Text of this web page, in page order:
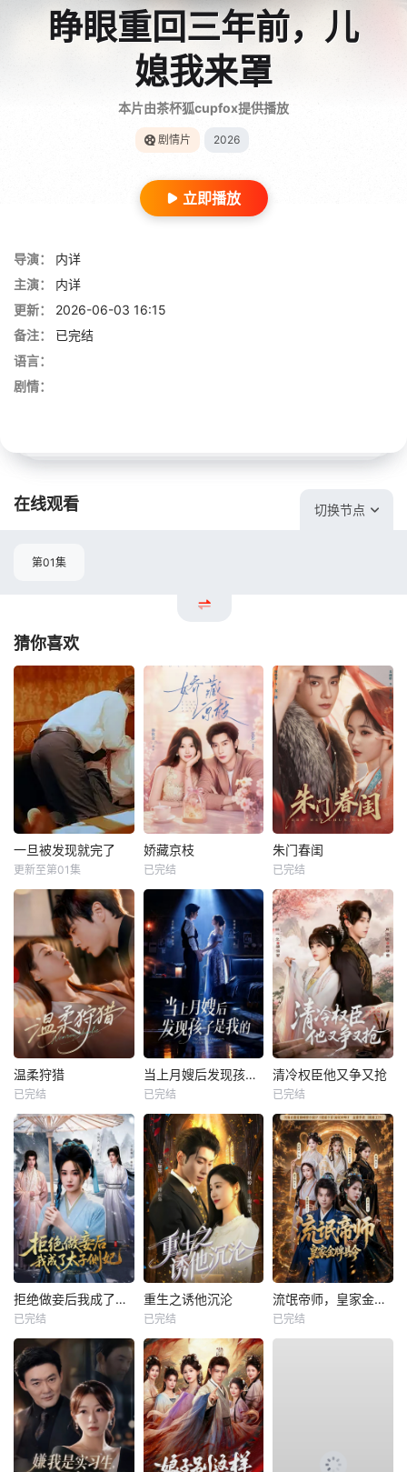
睁眼重回三年前，儿
媳我来罩
本片由茶杯狐cupfox提供播放
剧情片 2026
立即播放
导演：
内详
主演：
内详
更新：
2026-06-03 16:15
备注：
已完结
语言：
剧情：
在线观看 切换节点
第01集
猜你喜欢
一旦被发现就完了
更新至第01集
娇藏京枝
已完结
朱门春闺
已完结
温柔狩猎
已完结
当上月嫂后发现孩子是我的
已完结
清冷权臣他又争又抢
已完结
拒绝做妾后我成了太子侧妃
已完结
重生之诱他沉沦
已完结
流氓帝师，皇家金牌县令
已完结